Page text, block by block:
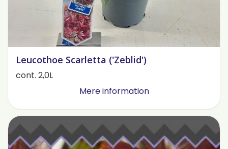
Leucothoe Scarletta ('Zeblid')
cont. 2,0L
Mere information